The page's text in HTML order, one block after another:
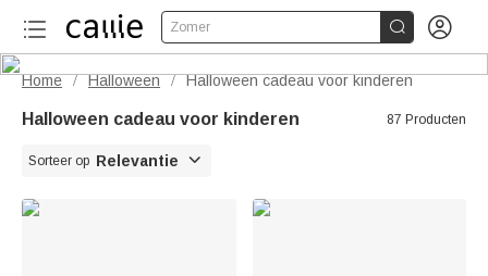
Zomer  
Home / Halloween / Halloween cadeau voor kinderen
Halloween cadeau voor kinderen 87 Producten
Sorteer op Relevantie 